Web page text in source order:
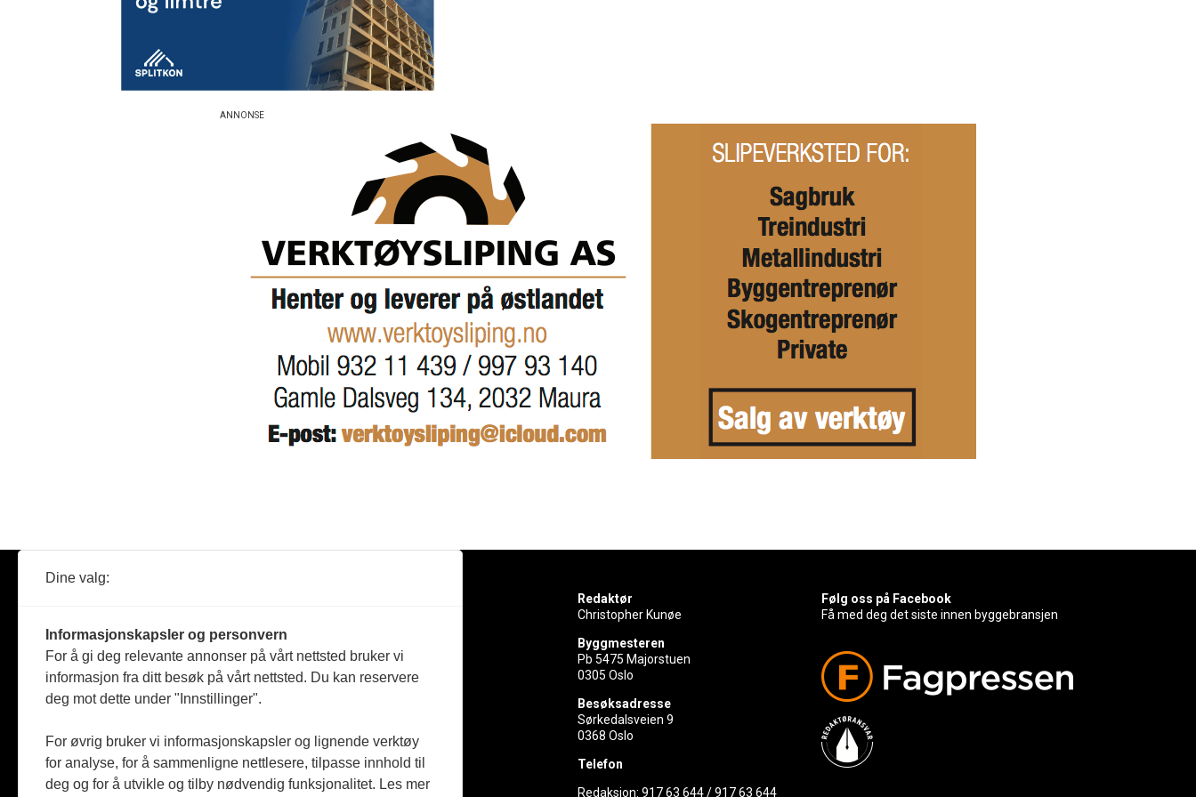
Reportasje
Produkter
Jobbmarked
Redaktør
Christopher Kunøe
Byggmesteren
Pb 5475 Majorstuen
0305 Oslo
Besøksadresse
Sørkedalsveien 9
0368 Oslo
Telefon
Redaksjon:917 63 644/917 63 644
Følg oss på Facebook
Få med deg det siste innen byggebransjen
Dine valg:
Informasjonskapsler og personvern
For å gi deg relevante annonser på vårt nettsted bruker vi
informasjon fra ditt besøk på vårt nettsted. Du kan reservere
deg mot dette under "Innstillinger".
For øvrig bruker vi informasjonskapsler og lignende verktøy
for analyse, for å sammenligne nettlesere, tilpasse innhold til
deg og for å utvikle og tilby nødvendig funksjonalitet. Les mer